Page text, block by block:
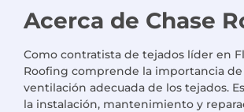
Acerca de Chase
Como contratista de tejados líder en
Roofing comprende la importancia
ventilación adecuada de los tejados.
la instalación, mantenimiento y